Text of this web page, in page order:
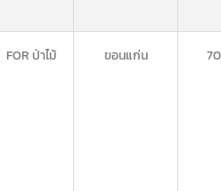
FOR ป่าไม้ ขอนแก่น